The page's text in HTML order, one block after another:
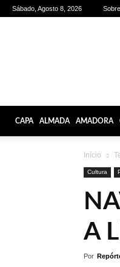
Sábado, Agosto 8, 2026
CAPA ALMADA AMADORA
Início
Cultura
A
Por